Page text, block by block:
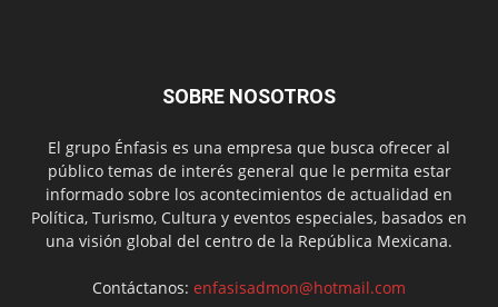
SOBRE NOSOTROS
El grupo Énfasis es una empresa que busca ofrecer al
público temas de interés general que le permita estar
informado sobre los acontecimientos de actualidad en
Política, Turismo, Cultura y eventos especiales, basados en
una visión global del centro de la República Mexicana.
Contáctanos: enfasisadmon@hotmail.com